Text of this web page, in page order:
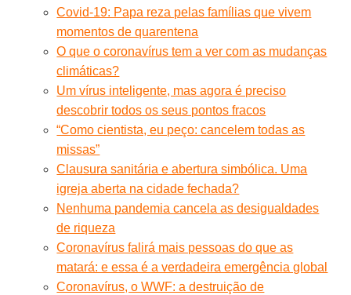
Covid-19: Papa reza pelas famílias que vivem
momentos de quarentena
O que o coronavírus tem a ver com as mudanças
climáticas?
Um vírus inteligente, mas agora é preciso
descobrir todos os seus pontos fracos
“Como cientista, eu peço: cancelem todas as
missas”
Clausura sanitária e abertura simbólica. Uma
igreja aberta na cidade fechada?
Nenhuma pandemia cancela as desigualdades
de riqueza
Coronavírus falirá mais pessoas do que as
matará: e essa é a verdadeira emergência global
Coronavírus, o WWF: a destruição de